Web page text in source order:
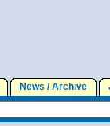
News / Archive